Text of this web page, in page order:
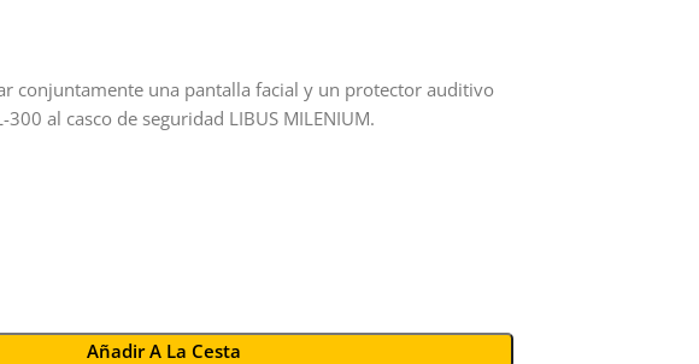
conjuntamente una pantalla facial y un protector auditivo
300 al casco de seguridad LIBUS MILENIUM.
Añadir A La Cesta